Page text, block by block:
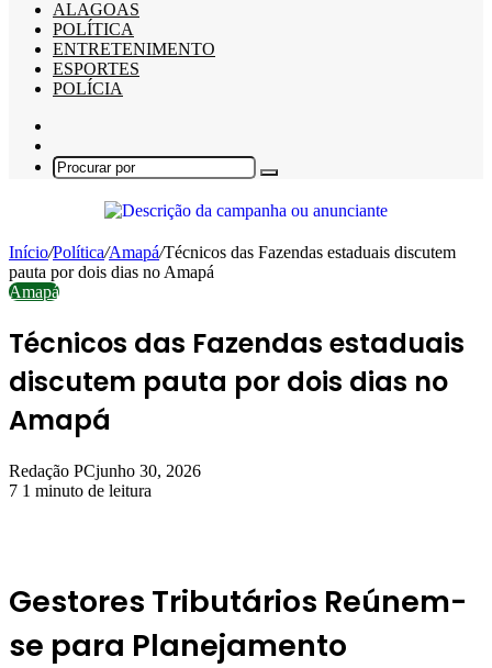
ALAGOAS
POLÍTICA
ENTRETENIMENTO
ESPORTES
POLÍCIA
skin
Procurar
Início/Política/Amapá/Técnicos das Fazendas estaduais discutem
pauta por dois dias no Amapá
Amapá
Técnicos das Fazendas estaduais
discutem pauta por dois dias no
Amapá
Redação PCjunho 30, 2026
7 1 minuto de leitura
Gestores Tributários Reúnem-
se para Planejamento